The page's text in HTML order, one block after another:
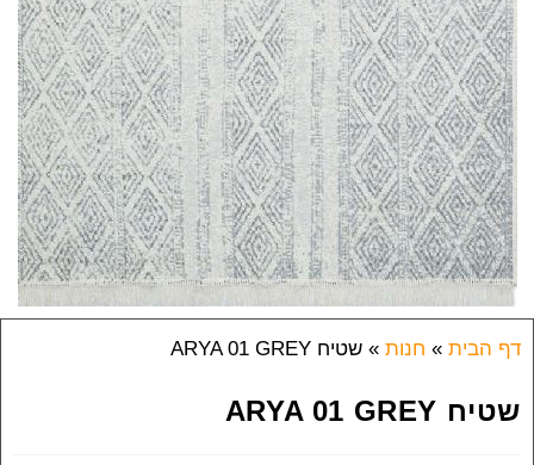
דף הבית » חנות » שטיח ARYA 01 GREY
שטיח ARYA 01 GREY